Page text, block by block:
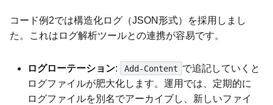
コード例2では構造化ログ（JSON形式）を採用しまし
た。これはログ解析ツールとの連携が容易です。
ログローテーション: Add-Content で追記していくと
ログファイルが肥大化します。運用では、定期的に
ログファイルを別名でアーカイブし、新しいファイ